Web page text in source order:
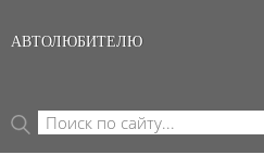
АВТОЛЮБИТЕЛЮ
ФОРМА ПОИСКА
Поиск